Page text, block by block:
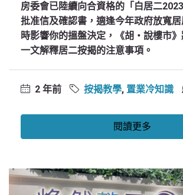
房委會已陸續向合資格的「白居二
批准信及確認書，適逢今年政府放寬
時影響你的搵盤決定，《胡‧說樓市》
一文解釋居二按揭的注意事項。
2 年前 按揭教學, 置業冷知識
閱讀更多